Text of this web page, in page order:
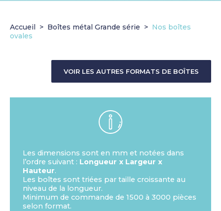
Accueil Boîtes métal Grande série
Nos boîtes
ovales
VOIR LES AUTRES FORMATS DE BOÎTES
Les dimensions sont en mm et notées dans
l’ordre suivant : Longueur x Largeur x
Hauteur.
Les boîtes sont triées par taille croissante au
niveau de la longueur.
Minimum de commande de 1500 à 3000 pièces
selon format.